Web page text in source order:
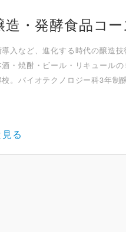
造・発酵食品コ
入など、進化する時代の醸造技
・焼酎・ビール・リキュール
。バイオテクノロジー科3年制
る